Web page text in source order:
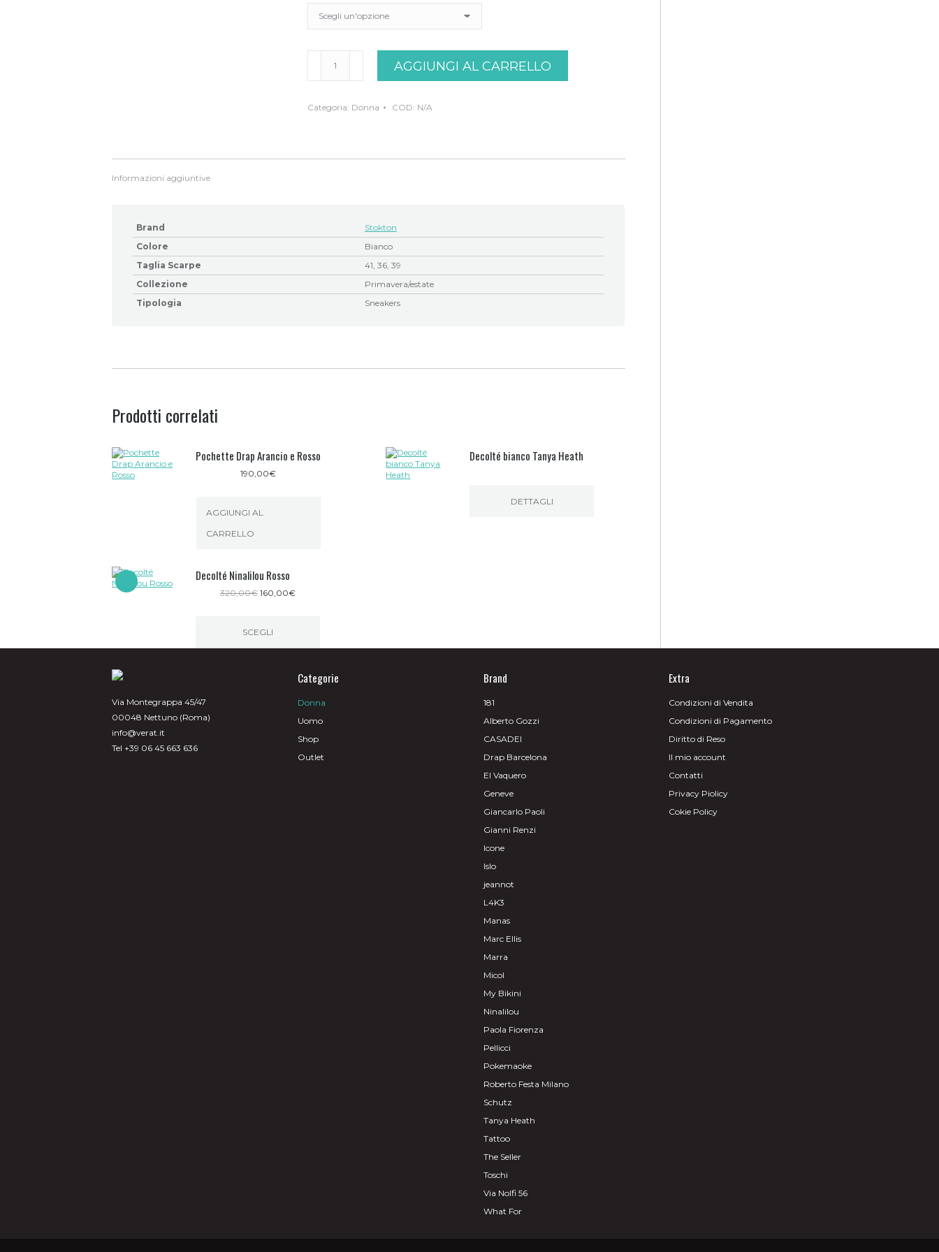
bianca
AGGIUNGI AL CARRELLO
Categoria: Donna COD: N/A
Informazioni aggiuntive
Brand
Stokton
Colore
Bianco
Taglia Scarpe
41, 36, 39
Collezione
Primavera/estate
Tipologia
Sneakers
Prodotti correlati
Pochette Drap Arancio e Rosso
190,00€
AGGIUNGI AL
CARRELLO
Decolté bianco Tanya Heath
DETTAGLI
Decolté Ninalilou Rosso
320,00€ Il
320,00€.
160,00€Il
SCEGLI
varianti.
Le
opzioni
scelte
Via Montegrappa 45/47
00048 Nettuno (Roma)
info@verat.it
Tel +39 06 45 663 636
Categorie
Donna
Uomo
Shop
Outlet
Brand
181
Alberto Gozzi
CASADEI
Drap Barcelona
El Vaquero
Geneve
Giancarlo Paoli
Gianni Renzi
Icone
Islo
jeannot
L4K3
Manas
Marc Ellis
Marra
Micol
My Bikini
Ninalilou
Paola Fiorenza
Pellicci
Pokemaoke
Roberto Festa Milano
Schutz
Tanya Heath
Tattoo
The Seller
Toschi
Via Nolfi 56
What For
Extra
Condizioni di Vendita
Condizioni di Pagamento
Diritto di Reso
Il mio account
Contatti
Privacy Piolicy
Cokie Policy